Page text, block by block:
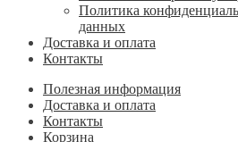
Политика
данных
Доставка и оплата
Контакты
Полезная информация
Доставка и оплата
Контакты
Корзина